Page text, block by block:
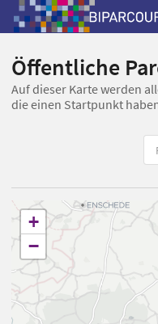
Öffentliche
Auf dieser Karte werden
die einen Startpunkt
+
−